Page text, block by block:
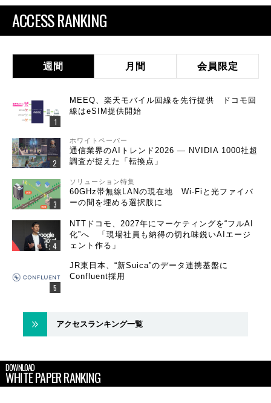
ACCESS RANKING
週間 月間 会員限定
MEEQ、楽天モバイル回線を先行提供 ドコモ回
線はeSIM提供開始
ホワイトペーパー
通信業界のAIトレンド2026 ― NVIDIA 1000社超
調査が捉えた「転換点」
ソリューション特集
60GHz帯無線LANの現在地 Wi-Fiと光ファイバ
ーの間を埋める選択肢に
NTTドコモ、2027年にマーケティングを“フルAI
化”へ 「現場社員も納得の切れ味鋭いAIエージ
ェント作る」
JR東日本、“新Suica”のデータ連携基盤に
Confluent採用
アクセスランキング一覧
DOWNLOAD
WHITE PAPER RANKING